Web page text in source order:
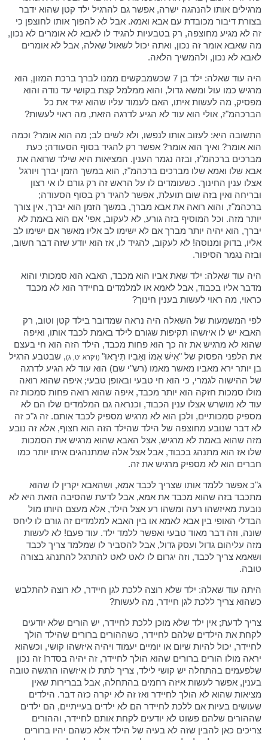
מרגילים אותו להנהגה ישרה, אפשר גם להרגיל ילד קטן שהוא ידבר
בצורת דיבור מכובדת עם אבא ואמא. אבל לא להפוך אותו לחוצפן כי
זה לא מגיע מחוצפה, רק בטבעיות להגיד לו לאבא לא אומרים לא נכון,
מה שאבא אומר זה נכון, ואתה יכול לשאול שאלה, אבל לא אומרים
לאבא לא נכון, ולהמשיך הלאה.
היה עוד שאלה: ילד בן 7 שכשמבקשים ממנו לברך ברכת המזון, הוא
מרגיש כמו עול ומשא גדול, והוא ממלמל קצת בקושי עד נודה והוא
מפסיק, מה לעשות איתו, האם לעמוד עליו שהוא יגיד את כל
הברכהמ"ז, אולי הוא עוד לא הגיע לדרגה הזאת, מה ראוי לעשות?
התשובה היא: לעזוב אותו לנפשו, ולא לשים לב; מה הוא אומר? וכמה
הוא אומר? ואיך הוא אומר? אפשר רק להגיד בסוף הסעודה; כעת
מברכים ברכהמ"ז, ובזה נגמר הענין. המציאות היא שילד שרואה את
אבא שלו ואמא שלו מברכים ברכהמ"ז, הוא במשך הזמן יברך ויורגל
אצלו ענין החינוך. כשעומדים לו על הראש זה רק גורם לו אי רצון
ובריחה ואין בזה שום תועלת, אפשר להגיד רק בסוף הסעודה;
ברכהמ"ז, והוא רואה את אבא מברך, במשך הזמן הוא יברך, אין צורך
יותר מזה. וכל המוסיף בזה גורע, לא לעקוב, אפי' אם הוא באמת לא
יברך, הוא יהיה יותר מברך אם לא ישימו לב אליו מאשר אם ישימו לב
אליו, בדוק ומנוסה! לא לעקוב, להגיד לו, אז הוא יודע שזה דבר חשוב,
ובזה נגמר הסיפור.
היה עוד שאלה: ילד שאת אביו הוא מכבד, האבא הוא סמכותי והוא
מדבר אליו בכבוד, אבל לאמא או למלמדים בחיידר הוא לא מכבד
כראוי, מה ראוי לעשות בענין חינוך?
לפי המשמעות של השאלה היה נראה שמדובר בילד קטן וטוב, רק
האבא יש לו איזשהו תקיפות שגורם לילד באמת לכבד אותו, ואיפה
שהוא לא מרגיש את זה כך הוא פחות מכבד, הילד הזה הוא חי בעצם
את הלפני הפסוק של "אִישׁ אִמּוֹ וְאָבִיו תִּירָאוּ" (ויקרא יט, ג), שבטבע הרגיל
בן יותר ירא מאביו מאשר מאמו (רש"י שם) הוא עוד לא הגיע לדרגה
של ההישוה לגמרי, כי הוא חי טבעי ובאופן טבעי; איפה שהוא רואה
מולו סמכות חזקה הוא יותר מכבד, איפה שהוא רואה פחות סמכות זה
עוד לא מושרש אצלו ענין הכבוד, וכנראה גם המלמדים שלו הם לא
מספיק סמכותיים, ולכן הוא לא מרגיש מספיק לכבד אותם. זה ג"כ זה
לא דבר שנובע מחוצפה של הילד שהילד הזה הוא חצוף, אלא זה נובע
מזה שהוא באמת לא מרגיש, אצל האבא שהוא מרגיש את הסמכות
שלו אז הוא מתנהג בכבוד, אבל אצל אלה שמתנהגים איתו יותר כמו
חברים הוא לא מספיק מרגיש את זה.
ג"כ אפשר ללמד אותו שצריך לכבד אמא, ושהאבא יקרין לו שהוא
מתכבד בזה שהוא מכבד את אמא, אבל לדעת שהסיבה הזאת היא לא
נובעת מאיזשהו רעה ומשהו רע אצל הילד, אלא מעצם היותו מול
הבדלי האופי בין אבא לאמא או בין האבא למלמדים זה גורם לו ליחס
שונה, וזה דבר מאוד טבעי ואפשר ללמד ילד. עוד פעם! לא לעשות
מזה עליהום גדול ועסק גדול, אבל להסביר לו שמלמד צריך לכבד
ושאמא צריך לכבד, וזה יגרום לו לאט לאט להתרגל להתנהג בצורה
טובה.
היתה עוד שאלה: ילד שלא רוצה ללכת לגן חיידר, לא רוצה להתלבש
כשהוא צריך ללכת לגן חיידר, מה לעשות?
צריך לדעת; אין ילד שלא מוכן ללכת לחיידר, יש הורים שלא יודעים
לקחת את הילדים שלהם לחיידר, כשההורים ברורים שהילד הולך
לחיידר, יכול להיות שיום או יומיים יעמוד ויהיה איזשהו קושי, וכשהוא
יראה מולו הורים ברורים שהוא הולך לחיידר, זה יהיה בסדר! זה נכון
שלפעמים בהתחלה יש קושי לילד, צריך לתת לו איזשהו הרגשה טובה
בענין, אפשר לעשות איזה רחמים בהתחלה, אבל בברירות שאין
מציאות שהוא לא הולך לחיידר ואז זה לא יקרה כזה דבר. הילדים
שעושים בעיות אם ללכת לחיידר הם לא ילדים בעייתיים, הם ילדים
שההורים שלהם פשוט לא יודעים לקחת אותם לחיידר, וההורים
צריכים כאן להבין שזה לא בעיה של הילד אלא כשהם יהיו ברורים